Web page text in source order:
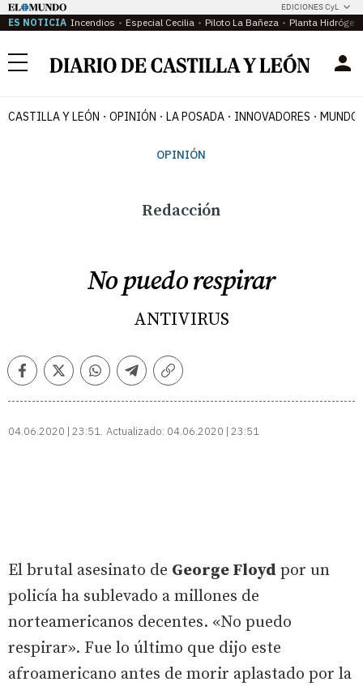
EDICIONES CyL
ES NOTICIA Incendios Especial Cecilia Piloto La Bañeza Planta
Menú
CASTILLA Y LEÓN OPINIÓN LA POSADA INNOVADORES MUNDO
OPINIÓN
Redacción
No puedo respirar
ANTIVIRUS
FacebookTwitterWhatsappTelegramCopiar
04.06.2020 | 23:51 Actualizado: 04.06.2020 | 23:51
El brutal asesinato de George Floyd por un
policía ha sublevado a millones de
norteamericanos decentes. «No puedo
respirar». Fue lo último que dijo este
afroamericano antes de morir aplastado por la